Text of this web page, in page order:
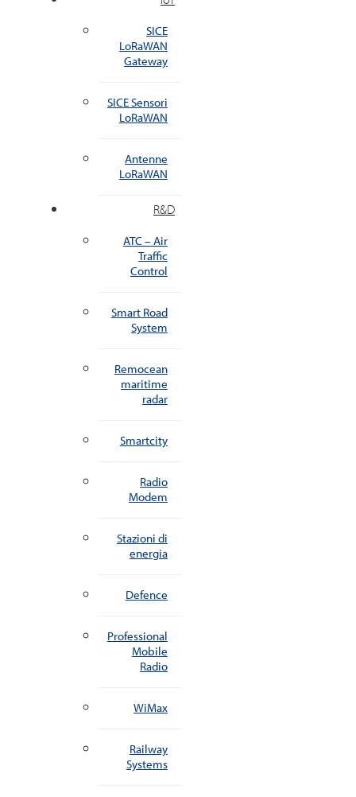
SICE
LoRaWAN
Gateway
SICE Sensori
LoRaWAN
Antenne
LoRaWAN
R&D
ATC – Air
Traffic
Control
Smart Road
System
Remocean
maritime
radar
Smartcity
Radio
Modem
Stazioni di
energia
Defence
Professional
Mobile
Radio
WiMax
Railway
Systems